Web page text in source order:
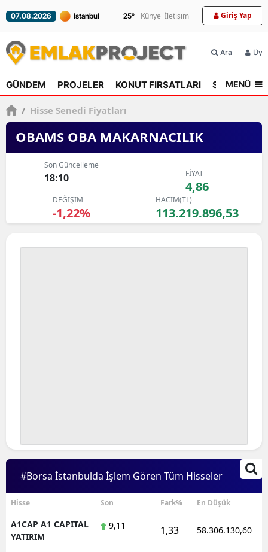
07.08.2026 25° Künye İletişim Giriş Yap
Ara
GÜNDEM PROJELER KONUT FIRSATLARI SEKTÖR
MENÜ
/ Hisse Senedi Fiyatları
OBAMS OBA MAKARNACILIK
Son Güncelleme
18:10 FİYAT
4,86
DEĞİŞİM
-1,22%
HACİM(TL)
113.219.896,53
#Borsa İstanbulda İşlem Gören Tüm Hisseler
Hisse Son Fark% En Düşük
A1CAP A1 CAPITAL
YATIRIM
9,11 1,33 58.306.130,60